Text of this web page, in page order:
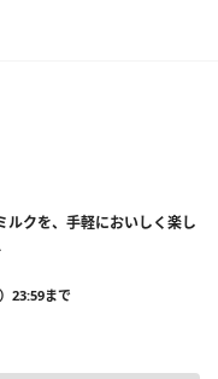
ルクを、手軽においしく楽し
23:59まで